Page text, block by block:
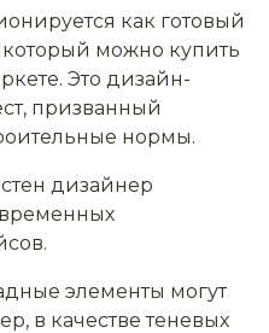
как готовый
можно купить
Это дизайн-
призванный
нормы.
дизайнер
элементы могут
в качестве теневых